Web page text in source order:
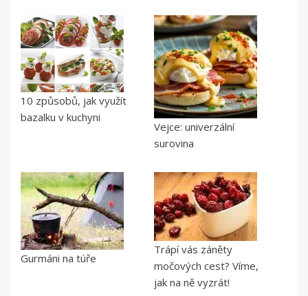
10 způsobů, jak využít
bazalku v kuchyni
Vejce: univerzální
surovina
Gurmáni na túře
Trápí vás záněty
močových cest? Víme,
jak na ně vyzrát!